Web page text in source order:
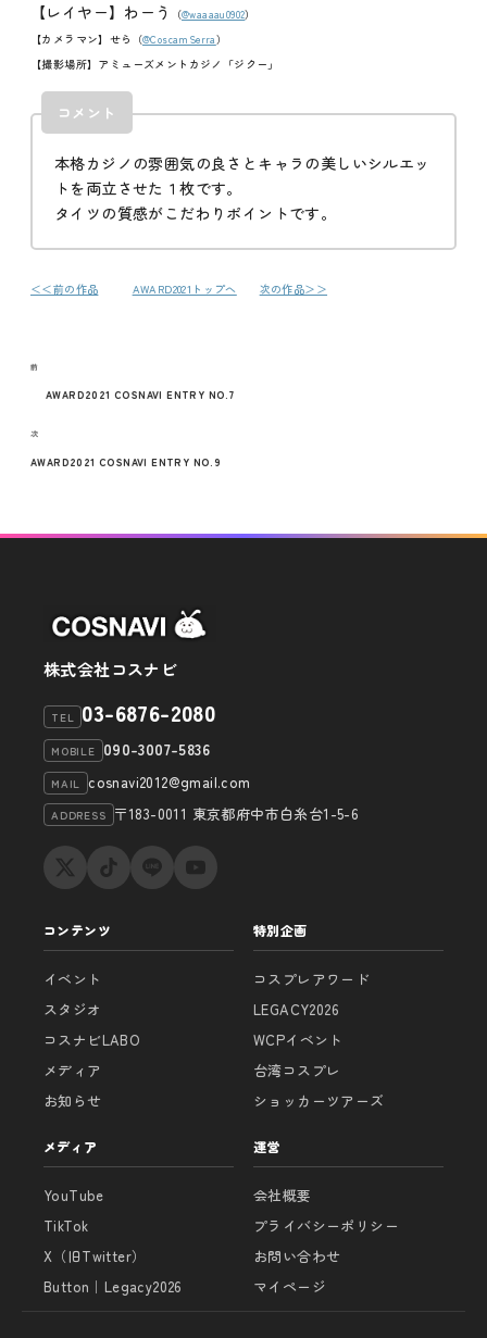
【レイヤー】わーう （@waaaau0902）
【カメラマン】せら （@CoscamSerra）
【撮影場所】アミューズメントカジノ「ジクー」
コメント
本格カジノの雰囲気の良さとキャラの美しいシルエッ
トを両立させた１枚です。
タイツの質感がこだわりポイントです。
＜＜前の作品 AWARD2021トップへ 次の作品＞＞
投
稿
ナ
ビ
ョ
ン
過
稿
前
AWARD2021 COSNAVI ENTRY NO.7
次
の
次
AWARD2021 COSNAVI ENTRY NO.9
株式会社コスナビ
TEL 03-6876-2080
MOBILE 090-3007-5836
MAIL cosnavi2012@gmail.com
ADDRESS 〒183-0011 東京都府中市白糸台1-5-6
コンテンツ
イベント
スタジオ
コスナビLABO
メディア
お知らせ
特別企画
コスプレアワード
LEGACY2026
WCPイベント
台湾コスプレ
ショッカーツアーズ
メディア
YouTube
TikTok
X（旧Twitter）
Button｜Legacy2026
運営
会社概要
プライバシーポリシー
お問い合わせ
マイページ